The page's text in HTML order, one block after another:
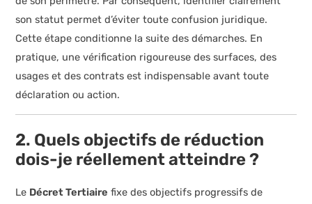
son statut permet d’éviter toute confusion juridique.
Cette étape conditionne la suite des démarches. En
pratique, une vérification rigoureuse des surfaces, des
usages et des contrats est indispensable avant toute
déclaration ou action.
2. Quels objectifs de réduction
dois-je réellement atteindre ?
Le Décret Tertiaire fixe des objectifs progressifs de